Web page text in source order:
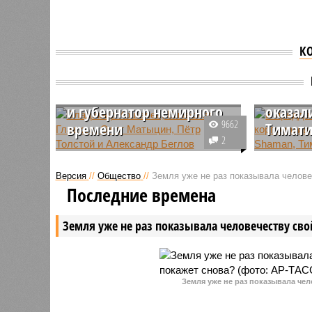
и губернатор немирного
времени
Владимир Кошелев, Вячеслав
Толстой и Александр Беглов
9662
2
В
В этом
дороже
Shaman
гадания.
Версия // Общество // Земля уже не раз показывала
Земля уже не раз показывала человечеству
Последние времена
Земля уже не раз показывала